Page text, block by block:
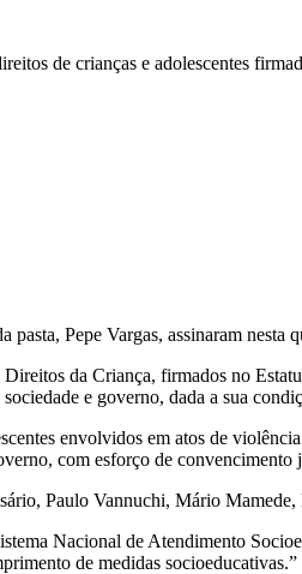
de crianças e adolescentes
Pepe Vargas, assinaram
da Criança, firmados no
e governo, dada a sua
envolvidos em atos de
com esforço de
Paulo Vannuchi, Mário
Nacional de Atendimento
de medidas socioeducativas.”